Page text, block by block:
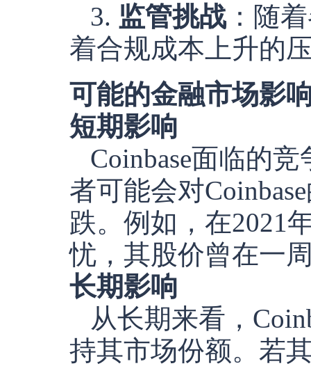
3. 监管挑战 ：随
着合规成本上升的
可能的金融市场影
短期影响
Coinbase面临的
者可能会对
跌。例如，在2021
忧，其股价曾在一
长期影响
从长期来看，
持其市场份额。若